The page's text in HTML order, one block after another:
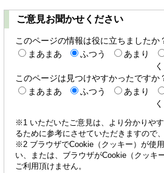
ご意見お聞かせください
このページの情報は役に立ちましたか
まあまあ
ふつう あまり
く
このページは見つけやすかったですか
まあまあ
ふつう あまり
く
※1 いただいたご意見は、より分かりや
るために参考にさせていただきますので
※2 ブラウザでCookie（クッキー）が使
い、または、ブラウザがCookie（クッキ
ご利用頂けません。